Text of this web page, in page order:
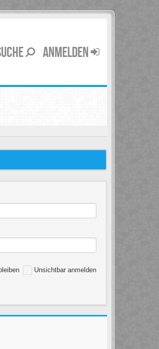
ANMELDEN
Unsichtbar anmelden